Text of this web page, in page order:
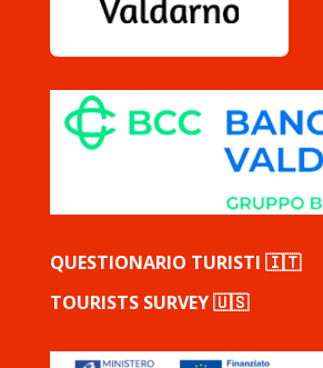
QUESTIONARIO TURISTI 🇮🇹
TOURISTS SURVEY 🇺🇸